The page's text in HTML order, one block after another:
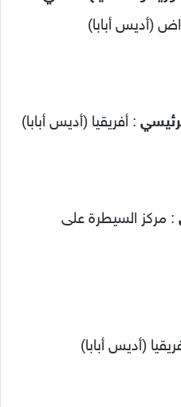
(أديس أبابا)
: أفريقيا (أديس أبابا)
: مركز السيطرة على
(أديس أبابا)